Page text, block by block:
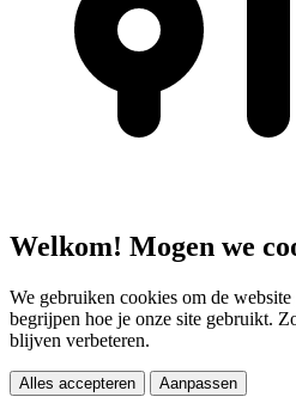
Welkom! Mogen we
We gebruiken cookies om de
begrijpen hoe je onze site gebruikt.
blijven verbeteren.
Alles accepteren Aanpassen